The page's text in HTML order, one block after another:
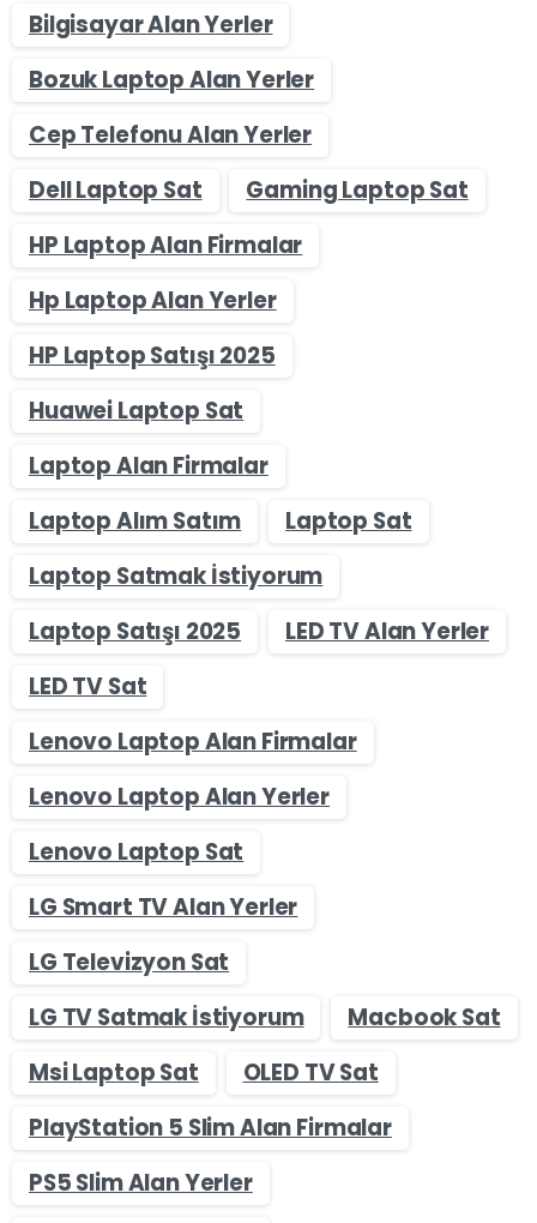
Bilgisayar Alan Yerler
Bozuk Laptop Alan Yerler
Cep Telefonu Alan Yerler
Dell Laptop Sat
Gaming Laptop Sat
HP Laptop Alan Firmalar
Hp Laptop Alan Yerler
HP Laptop Satışı 2025
Huawei Laptop Sat
Laptop Alan Firmalar
Laptop Alım Satım
Laptop Sat
Laptop Satmak İstiyorum
Laptop Satışı 2025
LED TV Alan Yerler
LED TV Sat
Lenovo Laptop Alan Firmalar
Lenovo Laptop Alan Yerler
Lenovo Laptop Sat
LG Smart TV Alan Yerler
LG Televizyon Sat
LG TV Satmak İstiyorum
Macbook Sat
Msi Laptop Sat
OLED TV Sat
PlayStation 5 Slim Alan Firmalar
PS5 Slim Alan Yerler